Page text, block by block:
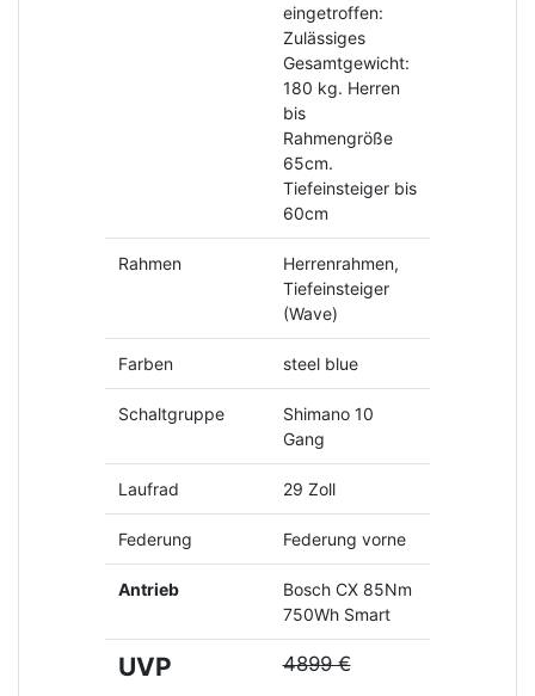
eingetroffen:
Zulässiges
Gesamtgewicht:
180 kg. Herren
bis
Rahmengröße
65cm.
Tiefeinsteiger bis
60cm
Rahmen
Herrenrahmen,
Tiefeinsteiger
(Wave)
Farben steel blue
Schaltgruppe
Shimano 10
Gang
Laufrad 29 Zoll
Federung Federung vorne
Antrieb
Bosch CX 85Nm
750Wh Smart
UVP 4899 €